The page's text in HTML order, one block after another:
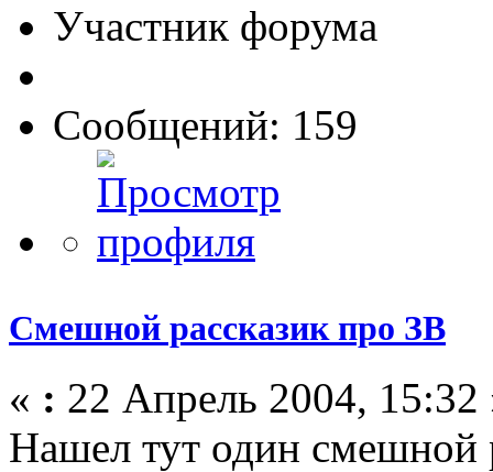
Участник форума
Сообщений: 159
Смешной рассказик про ЗВ
« : 22 Апрель 2004, 15:32
Нашел тут один смешной